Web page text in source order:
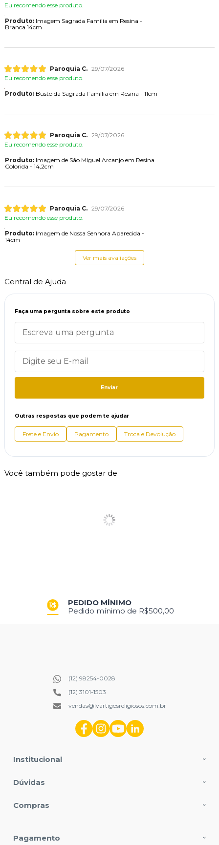
Eu recomendo esse produto.
Produto:Imagem Sagrada Família em Resina -
Branca 14cm
Paroquia C. 29/07/2026
Eu recomendo esse produto.
Produto:Busto da Sagrada Família em Resina - 11cm
Paroquia C. 29/07/2026
Eu recomendo esse produto.
Produto:Imagem de São Miguel Arcanjo em Resina
Colorida - 14,2cm
Paroquia C. 29/07/2026
Eu recomendo esse produto.
Produto:Imagem de Nossa Senhora Aparecida -
14cm
Ver mais avaliações
Central de Ajuda
Faça uma pergunta sobre este produto
Enviar
Outras respostas que podem te ajudar
Frete e Envio Pagamento Troca e Devolução
Você também pode gostar de
PEDIDO MÍNIMO
Pedido mínimo de R$500,00
Institucional
Dúvidas
Compras
(12) 98254-0028
(12) 3101-1503
vendas@lvartigosreligiosos.com.br
Pagamento